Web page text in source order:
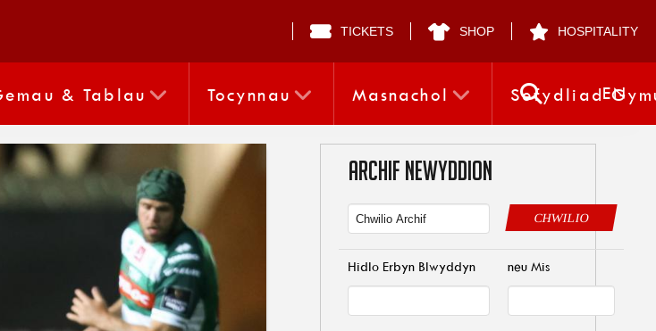
TICKETS SHOP HOSPITALITY
& Tablau Tocynnau Masnachol SefydliadEN
ARCHIF NEWYDDION
CHWILIO
Hidlo Erbyn Blwyddyn neu Mis